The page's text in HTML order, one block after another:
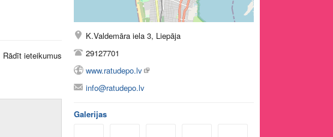
Rādīt ieteikumus
K.Valdemāra iela 3, Liepāja
29127701
www.ratudepo.lv
info@ratudepo.lv
Galerijas